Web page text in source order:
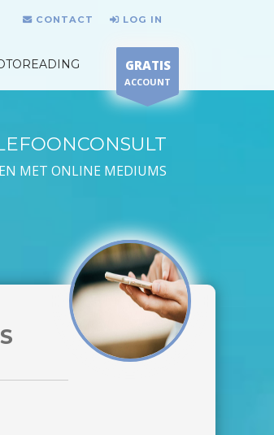
CONTACT LOG IN
GRATIS
ACCOUNT
MET ONLINE MEDIUMS